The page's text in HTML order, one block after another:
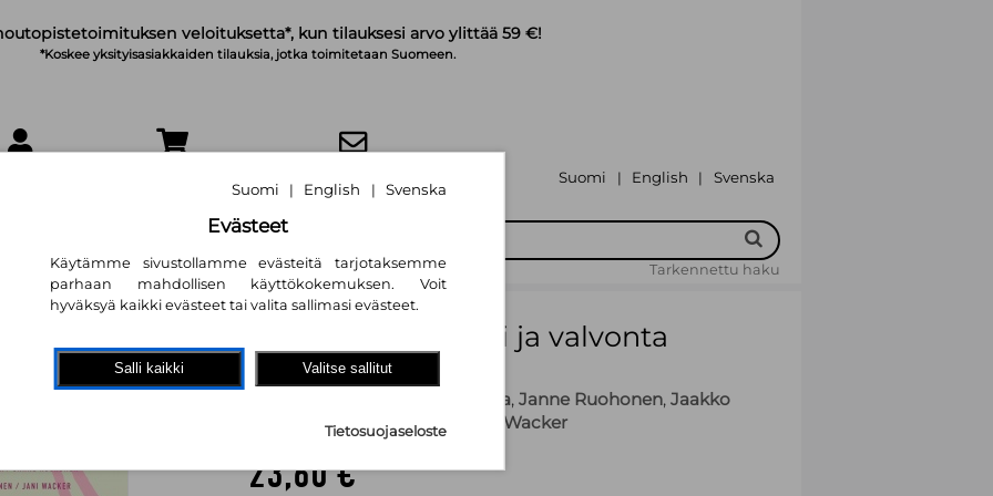
veloituksetta*, kun tilauksesi arvo ylittää 59 €!
*Koskee yksityisasiakkaiden tilauksia, jotka toimitetaan Suomeen.
Suomi | English | Svenska
Tarkennettu haku
Tarkastus, arviointi ja valvonta
murroksessa
Lasse Oulasvirta, Janne Ruohonen, Jaakko
Matti Urpilainen Jani Wacker
23,60 €
Suomi | English | Svenska
Evästeet
Käytämme sivustollamme evästeitä tarjotaksemme
parhaan mahdollisen käyttökokemuksen. Voit
hyväksyä kaikki evästeet tai valita sallimasi evästeet.
Salli kaikki Valitse sallitut
Tietosuojaseloste